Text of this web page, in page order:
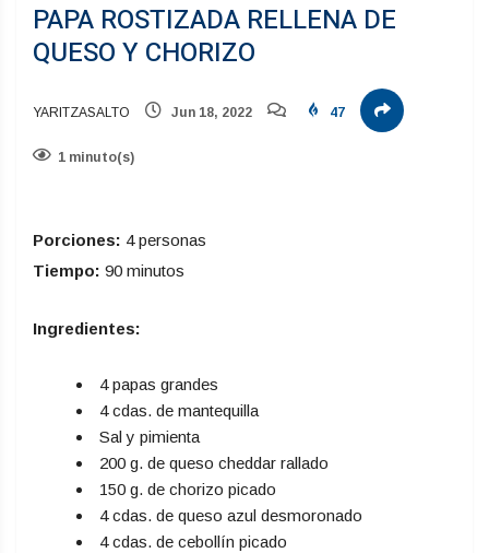
PAPA ROSTIZADA RELLENA DE
QUESO Y CHORIZO
YARITZASALTO Jun 18, 2022 47
1 minuto(s)
Porciones: 4 personas
Tiempo: 90 minutos
Ingredientes:
4 papas grandes
4 cdas. de mantequilla
Sal y pimienta
200 g. de queso cheddar rallado
150 g. de chorizo picado
4 cdas. de queso azul desmoronado
4 cdas. de cebollín picado